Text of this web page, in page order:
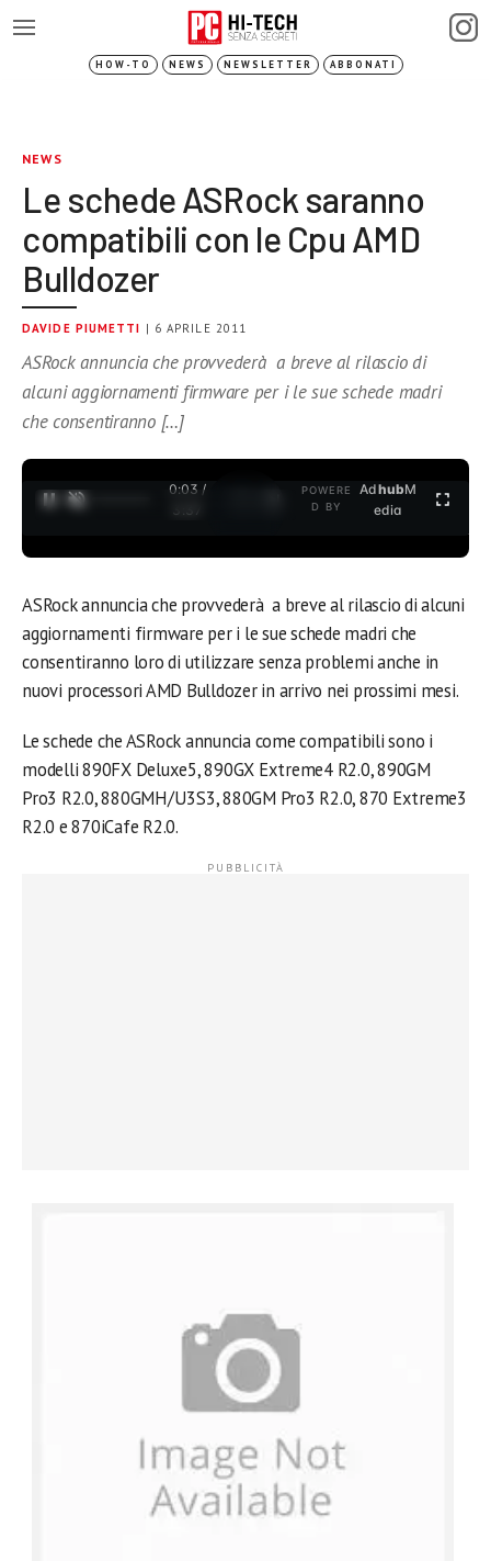
HOW-TO NEWS NEWSLETTER ABBONATI
NEWS
Le schede ASRock saranno
compatibili con le Cpu AMD
Bulldozer
DAVIDE PIUMETTI | 6 APRILE 2011
ASRock annuncia che provvederà a breve al rilascio di
alcuni aggiornamenti firmware per i le sue schede madri
che consentiranno […]
0:03 /
3:37
POWERE
D BY
AdhubM
edia
ASRock annuncia che provvederà a breve al rilascio di alcuni
aggiornamenti firmware per i le sue schede madri che
consentiranno loro di utilizzare senza problemi anche in
nuovi processori AMD Bulldozer in arrivo nei prossimi mesi.
Le schede che ASRock annuncia come compatibili sono i
modelli 890FX Deluxe5, 890GX Extreme4 R2.0, 890GM
Pro3 R2.0, 880GMH/U3S3, 880GM Pro3 R2.0, 870 Extreme3
R2.0 e 870iCafe R2.0.